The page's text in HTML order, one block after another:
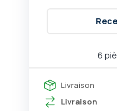
6
Livraison
Livraison